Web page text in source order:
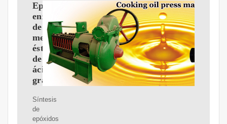
Epoxidación
enzimática
de
metil
ésteres
de
ácidos
grasos
Síntesis
de
epóxidos